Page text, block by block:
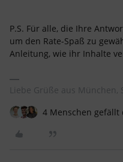
P.S. Für alle, die Ihre
um den Rate-Spaß zu
Anleitung, wie ihr Inhalte
Liebe Grüße aus München,
4 Menschen gefällt